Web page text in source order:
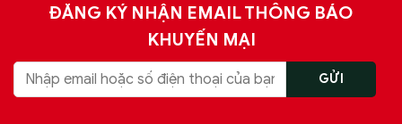
ĐĂNG KÝ NHẬN EMAIL THÔNG BÁO
KHUYẾN MẠI